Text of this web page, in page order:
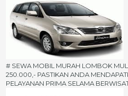
# SEWA MOBIL MURAH LOMBOK
250.000,- PASTIKAN ANDA
PELAYANAN PRIMA SELAMA